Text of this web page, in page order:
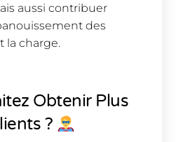
aussi contribuer
des
la charge.
Obtenir Plus
?